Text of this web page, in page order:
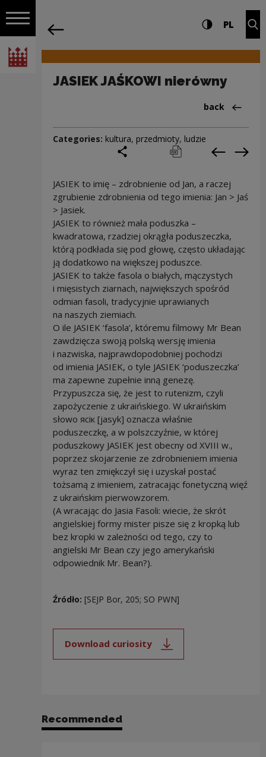
Open navigation
National Centre for Culture Poland
Navigation Settings and search
High contrast
PL
JASIEK JAŚKOWI nierówny
Back
back
Categories: kultura, przedmioty, ludzie
print pobierz Previous
JASIEK to imię – zdrobnienie od Jan, a raczej
zgrubienie zdrobnienia od tego imienia: Jan > Jaś
> Jasiek.
JASIEK to również mała poduszka –
kwadratowa, rzadziej okrągła poduszeczka,
którą podkłada się pod głowę, często układając
ją dodatkowo na większej poduszce.
JASIEK to także fasola o białych, mączystych
i mięsistych ziarnach, największych spośród
odmian fasoli, tradycyjnie uprawianych
na naszych ziemiach.
O ile JASIEK ‘fasola’, któremu filmowy Mr Bean
zawdzięcza swoją polską wersję imienia
i nazwiska, najprawdopodobniej pochodzi
od imienia JASIEK, o tyle JASIEK ‘poduszeczka’
ma zapewne zupełnie inną genezę.
Przypuszcza się, że jest to rutenizm, czyli
zapożyczenie z ukraińskiego. W ukraińskim
słowo ясік [jasyk] oznacza właśnie
poduszeczkę, a w polszczyźnie, w której
poduszkowy JASIEK jest obecny od XVIII w.,
poprzez skojarzenie ze zdrobnieniem imienia
wyraz ten zmiękczył się i uzyskał postać
tożsamą z imieniem, zatracając fonetyczną więź
z ukraińskim pierwowzorem.
(A wracając do Jasia Fasoli: wiecie, że skrót
angielskiej formy mister pisze się z kropką lub
bez kropki w zależności od tego, czy to
angielski Mr Bean czy jego amerykański
odpowiednik Mr. Bean?).
Źródło: [SEJP Bor, 205; SO PWN]
Download curiosity
Note, the link will open in a new
Recommended